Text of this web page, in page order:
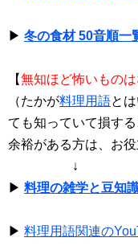
▶ 冬の食材 50音順一
【無知ほど怖いもの
（たかが料理用語と
ても知っていて損す
余裕がある方は、お
↓
▶ 料理の雑学と豆知
▶ 料理用語関連の